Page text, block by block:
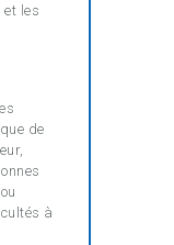
et les
de
à